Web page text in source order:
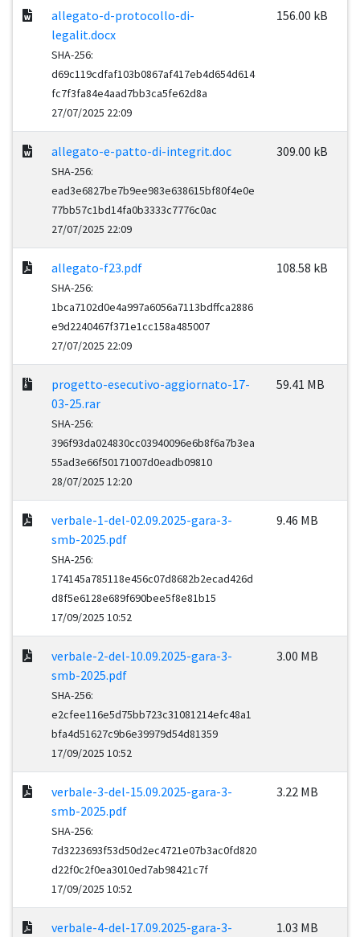
allegato-d-protocollo-di-
legalit.docx
SHA-256:
d69c119cdfaf103b0867af417eb4d654d614
fc7f3fa84e4aad7bb3ca5fe62d8a
27/07/2025 22:09
156.00 kB
allegato-e-patto-di-integrit.doc
SHA-256:
ead3e6827be7b9ee983e638615bf80f4e0e
77bb57c1bd14fa0b3333c7776c0ac
27/07/2025 22:09
309.00 kB
allegato-f23.pdf
SHA-256:
1bca7102d0e4a997a6056a7113bdffca2886
e9d2240467f371e1cc158a485007
27/07/2025 22:09
108.58 kB
progetto-esecutivo-aggiornato-17-
03-25.rar
SHA-256:
396f93da024830cc03940096e6b8f6a7b3ea
55ad3e66f50171007d0eadb09810
28/07/2025 12:20
59.41 MB
verbale-1-del-02.09.2025-gara-3-
smb-2025.pdf
SHA-256:
174145a785118e456c07d8682b2ecad426d
d8f5e6128e689f690bee5f8e81b15
17/09/2025 10:52
9.46 MB
verbale-2-del-10.09.2025-gara-3-
smb-2025.pdf
SHA-256:
e2cfee116e5d75bb723c31081214efc48a1
bfa4d51627c9b6e39979d54d81359
17/09/2025 10:52
3.00 MB
verbale-3-del-15.09.2025-gara-3-
smb-2025.pdf
SHA-256:
7d3223693f53d50d2ec4721e07b3ac0fd820
d22f0c2f0ea3010ed7ab98421c7f
17/09/2025 10:52
3.22 MB
verbale-4-del-17.09.2025-gara-3-
1.03 MB